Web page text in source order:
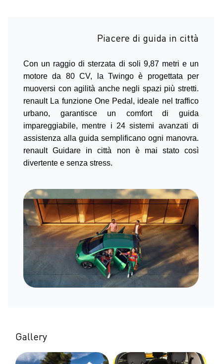
Piacere di guida in città
Con un raggio di sterzata di soli 9,87 metri e un
motore da 80 CV, la Twingo è progettata per
muoversi con agilità anche negli spazi più stretti.
renault La funzione One Pedal, ideale nel traffico
urbano, garantisce un comfort di guida
impareggiabile, mentre i 24 sistemi avanzati di
assistenza alla guida semplificano ogni manovra.
renault Guidare in città non è mai stato così
divertente e senza stress.
Gallery